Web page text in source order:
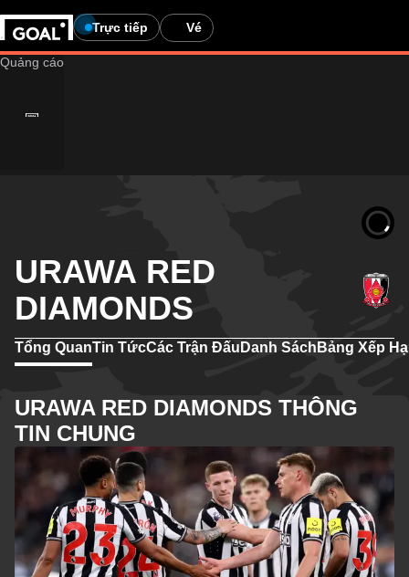
Trực tiếp Vé
URAWA RED
DIAMONDS
Tổng QuanTin TứcCác Trận Đấu Danh Sách Bảng Xếp
URAWA RED DIAMONDS THÔNG
TIN CHUNG